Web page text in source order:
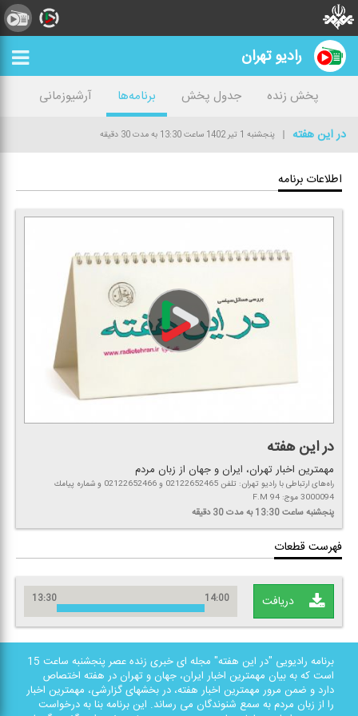
رادیو تهران
پخش زنده جدول پخش برنامه‌ها
آرشیوزمانی
در این هفته
پنجشنبه 1 تیر 1402 ساعت 13:30 به مدت 30 دقیقه
اطلاعات برنامه
در این هفته
مهمترین اخبار تهران، ایران و جهان از زبان مردم
راه‌های ارتباطی با رادیو تهران: تلفن 02122652465 و 02122652466 و شماره پیامك
3000094 موج: F.M 94
پنجشنبهساعت 13:30 به مدت 30 دقیقه
فهرست قطعات
دریافت 13:30 14:00
برنامه رادیویی "در این هفته" مجله ای خبری زنده عصر پنجشنبه ساعت 15
است كه به بیان مهمترین اخبار ایران، جهان و تهران در هفته اختصاص
دارد و ضمن مرور مهمترین اخبار هفته، در بخشهای گزارشی، مهمترین اخبار
را از زبان مردم به سمع شنوندگان می رساند. این برنامه بنا به درخواست